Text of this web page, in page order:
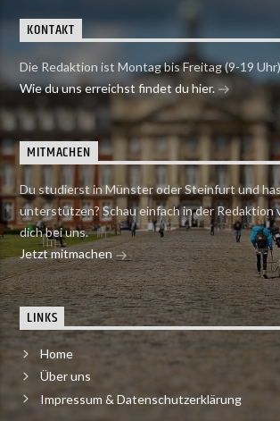
KONTAKT
Die Redaktion ist Montag bis Freitag (9-19
Wie du uns erreichst findet du hier.
MITMACHEN
Du studierst in Münster oder Steinfurt und
unterstützen? Schau einfach in der Redaktion
dich bei uns.
Jetzt mitmachen
LINKS
Home
Über uns
Impressum & Datenschutzerklärung